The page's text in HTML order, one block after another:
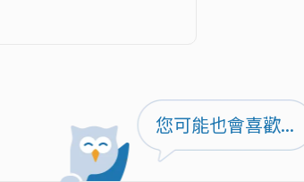
您可能也會喜歡...